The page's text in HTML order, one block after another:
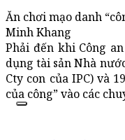
Ăn chơi mạo danh
Minh Khang
Phải đến khi Công
dụng tài sản Nhà
Cty con của IPC) và
của công” vào các